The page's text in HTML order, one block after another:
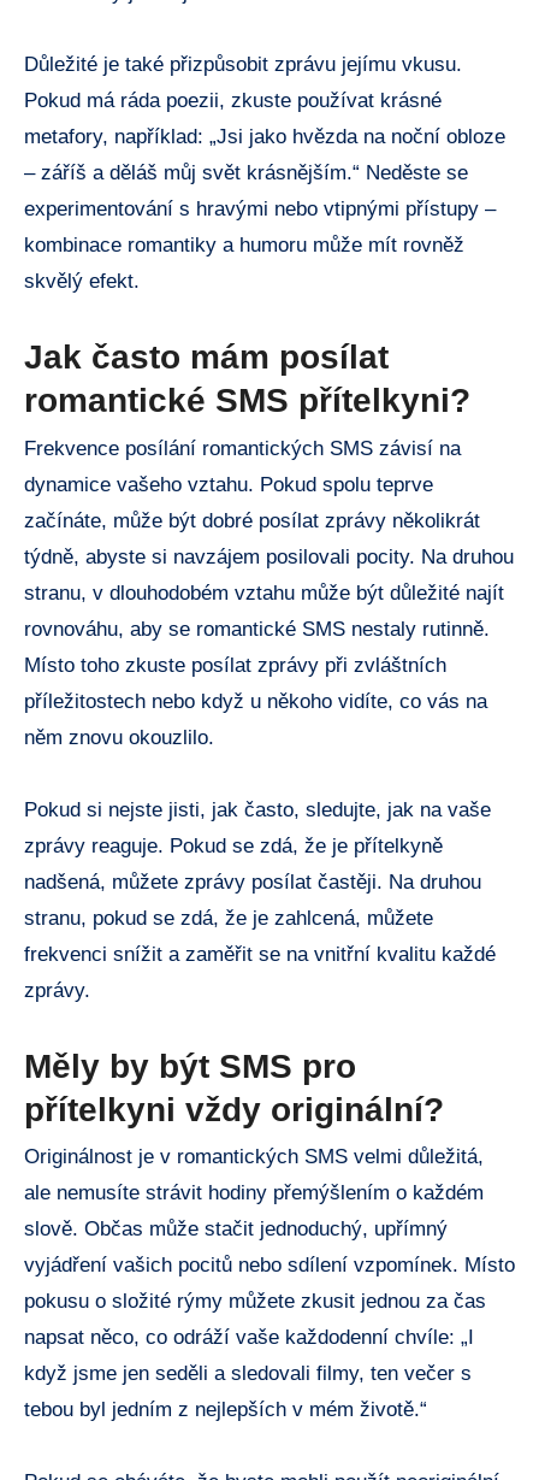
Důležité je také přizpůsobit zprávu jejímu vkusu.
Pokud má ráda poezii, zkuste používat krásné
metafory, například: „Jsi jako hvězda na noční obloze
– záříš a děláš můj svět krásnějším.“ Neděste se
experimentování s hravými nebo vtipnými přístupy –
kombinace romantiky a humoru může mít rovněž
skvělý efekt.
Jak často mám posílat
romantické SMS přítelkyni?
Frekvence posílání romantických SMS závisí na
dynamice vašeho vztahu. Pokud spolu teprve
začínáte, může být dobré posílat zprávy několikrát
týdně, abyste si navzájem posilovali pocity. Na druhou
stranu, v dlouhodobém vztahu může být důležité najít
rovnováhu, aby se romantické SMS nestaly rutinně.
Místo toho zkuste posílat zprávy při zvláštních
příležitostech nebo když u někoho vidíte, co vás na
něm znovu okouzlilo.
Pokud si nejste jisti, jak často, sledujte, jak na vaše
zprávy reaguje. Pokud se zdá, že je přítelkyně
nadšená, můžete zprávy posílat častěji. Na druhou
stranu, pokud se zdá, že je zahlcená, můžete
frekvenci snížit a zaměřit se na vnitřní kvalitu každé
zprávy.
Měly by být SMS pro
přítelkyni vždy originální?
Originálnost je v romantických SMS velmi důležitá,
ale nemusíte strávit hodiny přemýšlením o každém
slově. Občas může stačit jednoduchý, upřímný
vyjádření vašich pocitů nebo sdílení vzpomínek. Místo
pokusu o složité rýmy můžete zkusit jednou za čas
napsat něco, co odráží vaše každodenní chvíle: „I
když jsme jen seděli a sledovali filmy, ten večer s
tebou byl jedním z nejlepších v mém životě.“